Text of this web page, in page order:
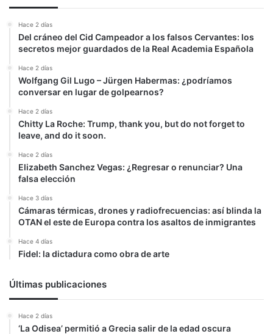
Hace 2 días
Del cráneo del Cid Campeador a los falsos Cervantes: los
secretos mejor guardados de la Real Academia Española
Hace 2 días
Wolfgang Gil Lugo – Jürgen Habermas: ¿podríamos
conversar en lugar de golpearnos?
Hace 2 días
Chitty La Roche: Trump, thank you, but do not forget to
leave, and do it soon.
Hace 2 días
Elizabeth Sanchez Vegas: ¿Regresar o renunciar? Una
falsa elección
Hace 3 días
Cámaras térmicas, drones y radiofrecuencias: así blinda la
OTAN el este de Europa contra los asaltos de inmigrantes
Hace 4 días
Fidel: la dictadura como obra de arte
Últimas publicaciones
Hace 2 días
‘La Odisea’ permitió a Grecia salir de la edad oscura